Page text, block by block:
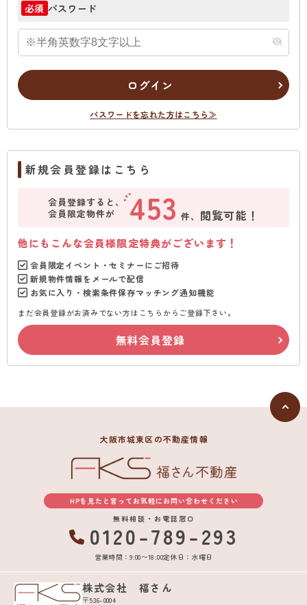
必須 パスワード
ログイン
パスワードを忘れた方はこちら≫
新規会員登録はこちら
会員登録すると、
会員限定物件が
453 件、 閲覧可能！
他にもこんな会員様限定特典がございます！
会員限定イベント・セミナーにご招待
新規物件情報をメールで配信
お気に入り・検索条件保存マッチング通知機能
まだ会員登録がお済みでない方はこちらからご登録下さい。
無料会員登録
大阪市城東区の不動産情報
HPを見たと言ってお気軽にお問い合わせください
無料相談・お電話窓口
0120-789-293
営業時間：9:00〜18:00定休日：水曜日
株式会社 福さん
〒536-0004